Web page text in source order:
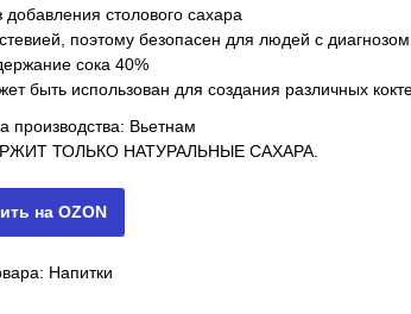
добавления столового сахара
поэтому безопасен для людей с
сока 40%
быть использован для создания различных
производства: Вьетнам
ТОЛЬКО НАТУРАЛЬНЫЕ САХАРА.
на OZON
Напитки